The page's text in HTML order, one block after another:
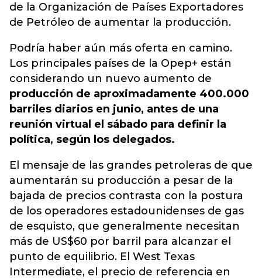
de la Organización de Países Exportadores
de Petróleo de aumentar la producción.
Podría haber aún más oferta en camino.
Los principales países de la Opep+ están
considerando un nuevo aumento de
producción de aproximadamente 400.000
barriles diarios en junio, antes de una
reunión virtual el sábado para definir la
política, según los delegados.
El mensaje de las grandes petroleras de que
aumentarán su producción a pesar de la
bajada de precios contrasta con la postura
de los operadores estadounidenses de gas
de esquisto, que generalmente necesitan
más de US$60 por barril para alcanzar el
punto de equilibrio. El West Texas
Intermediate, el precio de referencia en